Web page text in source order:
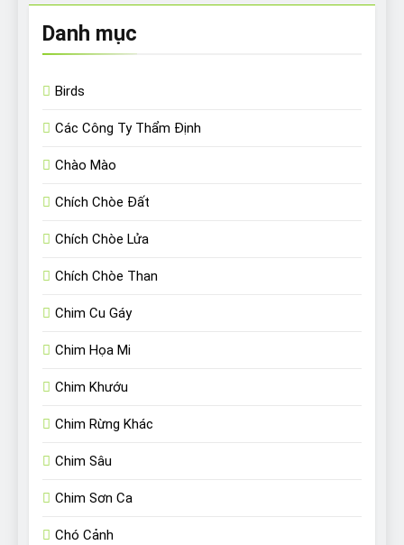
Danh mục
Birds
Các Công Ty Thẩm Định
Chào Mào
Chích Chòe Đất
Chích Chòe Lửa
Chích Chòe Than
Chim Cu Gáy
Chim Họa Mi
Chim Khướu
Chim Rừng Khác
Chim Sâu
Chim Sơn Ca
Chó Cảnh